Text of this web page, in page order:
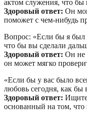
актом служения, что бы
Здоровый ответ: Он
поможет с чем-нибудь
Вопрос: «Если бы я был
что бы вы сделали
Здоровый ответ: Он не
он может мягко
«Если бы у вас было
любовь сегодня, как бы
Здоровый ответ:
основанный на том, что